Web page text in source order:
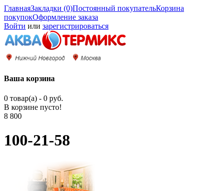
ГлавнаяЗакладки (0)Постоянный покупательКорзина
покупокОформление заказа
Войти или зарегистрироваться
Ваша корзина
0 товар(а) - 0 руб.
В корзине пусто!
8 800
100-21-58